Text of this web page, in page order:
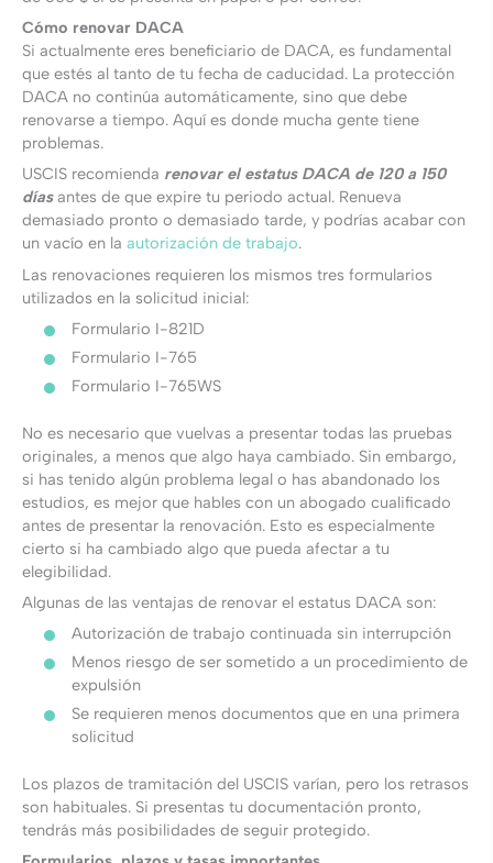
Cómo renovar DACA
Si actualmente eres beneficiario de DACA, es fundamental
que estés al tanto de tu fecha de caducidad. La protección
DACA no continúa automáticamente, sino que debe
renovarse a tiempo. Aquí es donde mucha gente tiene
problemas.
USCIS recomienda renovar el estatus DACA de 120 a 150
díasantes de que expire tu periodo actual. Renueva
demasiado pronto o demasiado tarde, y podrías acabar con
un vacío en la autorización de trabajo.
Las renovaciones requieren los mismos tres formularios
utilizados en la solicitud inicial:
Formulario I-821D
Formulario I-765
Formulario I-765WS
No es necesario que vuelvas a presentar todas las pruebas
originales, a menos que algo haya cambiado. Sin embargo,
si has tenido algún problema legal o has abandonado los
estudios, es mejor que hables con un abogado cualificado
antes de presentar la renovación. Esto es especialmente
cierto si ha cambiado algo que pueda afectar a tu
elegibilidad.
Algunas de las ventajas de renovar el estatus DACA son:
Autorización de trabajo continuada sin interrupción
Menos riesgo de ser sometido a un procedimiento de
expulsión
Se requieren menos documentos que en una primera
solicitud
Los plazos de tramitación del USCIS varían, pero los retrasos
son habituales. Si presentas tu documentación pronto,
tendrás más posibilidades de seguir protegido.